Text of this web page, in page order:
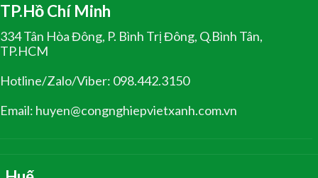
TP.Hồ Chí Minh
334 Tân Hòa Đông, P. Bình Trị Đông, Q.Bình Tân,
TP.HCM
Hotline/Zalo/Viber: 098.442.3150
Email: huyen@congnghiepvietxanh.com.vn